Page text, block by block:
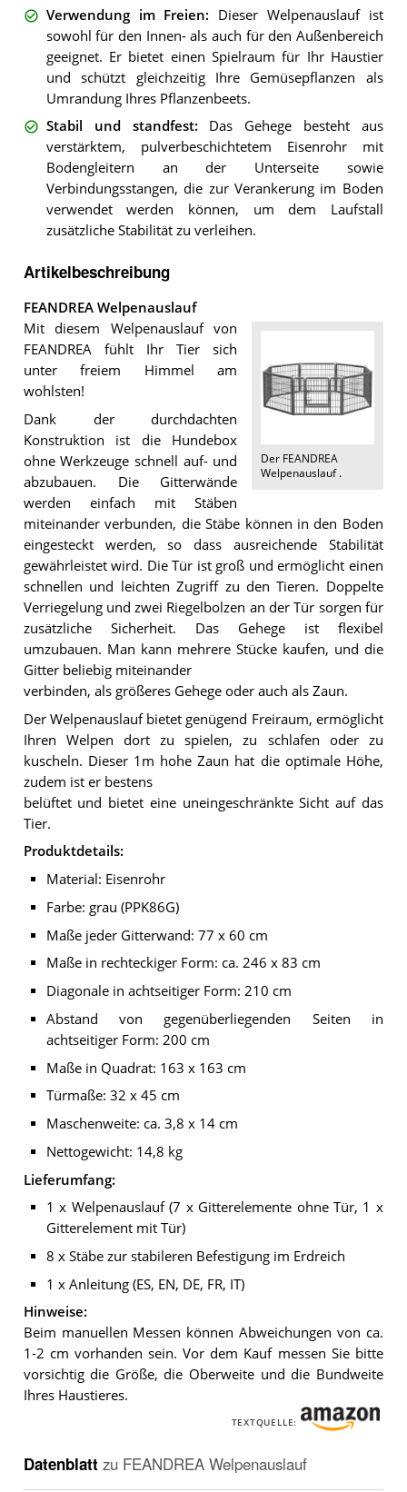
Verwendung im Freien: Dieser Welpenauslauf ist
sowohl für den Innen- als auch für den Außenbereich
geeignet. Er bietet einen Spielraum für Ihr Haustier
und schützt gleichzeitig Ihre Gemüsepflanzen als
Umrandung Ihres Pflanzenbeets.
Stabil und standfest: Das Gehege besteht aus
verstärktem, pulverbeschichtetem Eisenrohr mit
Bodengleitern an der Unterseite sowie
Verbindungsstangen, die zur Verankerung im Boden
verwendet werden können, um dem Laufstall
zusätzliche Stabilität zu verleihen.
Artikelbeschreibung
FEANDREA Welpenauslauf
Der FEANDREA
Welpenauslauf .
Mit diesem Welpenauslauf von
FEANDREA fühlt Ihr Tier sich
unter freiem Himmel am
wohlsten!
Dank der durchdachten
Konstruktion ist die Hundebox
ohne Werkzeuge schnell auf- und
abzubauen. Die Gitterwände
werden einfach mit Stäben
miteinander verbunden, die Stäbe können in den Boden
eingesteckt werden, so dass ausreichende Stabilität
gewährleistet wird. Die Tür ist groß und ermöglicht einen
schnellen und leichten Zugriff zu den Tieren. Doppelte
Verriegelung und zwei Riegelbolzen an der Tür sorgen für
zusätzliche Sicherheit. Das Gehege ist flexibel
umzubauen. Man kann mehrere Stücke kaufen, und die
Gitter beliebig miteinander
verbinden, als größeres Gehege oder auch als Zaun.
Der Welpenauslauf bietet genügend Freiraum, ermöglicht
Ihren Welpen dort zu spielen, zu schlafen oder zu
kuscheln. Dieser 1m hohe Zaun hat die optimale Höhe,
zudem ist er bestens
belüftet und bietet eine uneingeschränkte Sicht auf das
Tier.
Produktdetails:
Material: Eisenrohr
Farbe: grau (PPK86G)
Maße jeder Gitterwand: 77 x 60 cm
Maße in rechteckiger Form: ca. 246 x 83 cm
Diagonale in achtseitiger Form: 210 cm
Abstand von gegenüberliegenden Seiten in
achtseitiger Form: 200 cm
Maße in Quadrat: 163 x 163 cm
Türmaße: 32 x 45 cm
Maschenweite: ca. 3,8 x 14 cm
Nettogewicht: 14,8 kg
Lieferumfang:
1 x Welpenauslauf (7 x Gitterelemente ohne Tür, 1 x
Gitterelement mit Tür)
8 x Stäbe zur stabileren Befestigung im Erdreich
1 x Anleitung (ES, EN, DE, FR, IT)
Hinweise:
Beim manuellen Messen können Abweichungen von ca.
1-2 cm vorhanden sein. Vor dem Kauf messen Sie bitte
vorsichtig die Größe, die Oberweite und die Bundweite
Ihres Haustieres.
TEXTQUELLE:
Datenblatt zu FEANDREA Welpenauslauf